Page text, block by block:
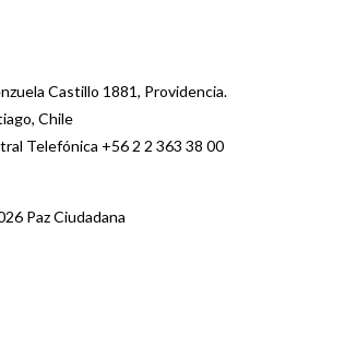
Castillo 1881, Providencia.
Chile
Telefónica +56 2 2 363 38 00
Paz Ciudadana